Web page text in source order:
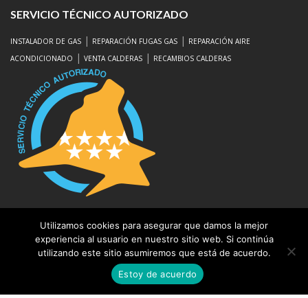
SERVICIO TÉCNICO AUTORIZADO
INSTALADOR DE GAS | REPARACIÓN FUGAS GAS | REPARACIÓN AIRE
ACONDICIONADO
| VENTA CALDERAS | RECAMBIOS CALDERAS
Aviso Legal|Protección de Datos
©REPARACION DE CALDERAS EN LAS ROZAS 2020
Utilizamos cookies para asegurar que damos la mejor
experiencia al usuario en nuestro sitio web. Si continúa
utilizando este sitio asumiremos que está de acuerdo.
Estoy de acuerdo